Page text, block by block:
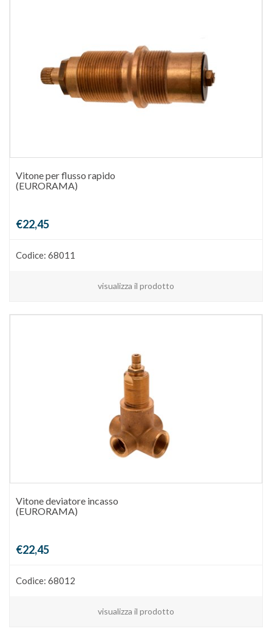
Vitone per flusso rapido
(EURORAMA)
€22,45
Codice: 68011
visualizza il prodotto
Vitone deviatore incasso
(EURORAMA)
€22,45
Codice: 68012
visualizza il prodotto